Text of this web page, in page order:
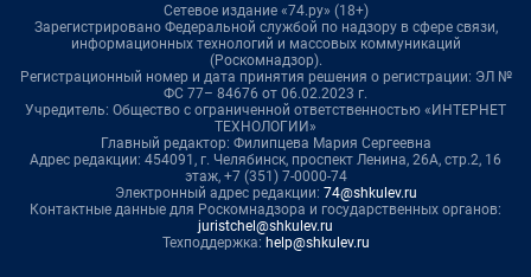
Сетевое издание «74.ру» (18+)
Зарегистрировано Федеральной службой по надзору в сфере связи,
информационных технологий и массовых коммуникаций
(Роскомнадзор).
Регистрационный номер и дата принятия решения о регистрации: ЭЛ №
ФС 77– 84676 от 06.02.2023 г.
Учредитель: Общество с ограниченной ответственностью «ИНТЕРНЕТ
ТЕХНОЛОГИИ»
Главный редактор: Филипцева Мария Сергеевна
Адрес редакции: 454091, г. Челябинск, проспект Ленина, 26А, стр.2, 16
этаж, +7 (351) 7-0000-74
Электронный адрес редакции: 74@shkulev.ru
Контактные данные для Роскомнадзора и государственных органов:
juristchel@shkulev.ru
Техподдержка: help@shkulev.ru